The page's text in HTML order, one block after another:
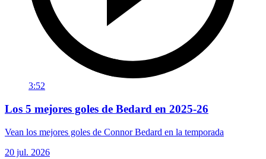
3:52
Los 5 mejores goles de Bedard en 2025-26
Vean los mejores goles de Connor Bedard en la temporada
20 jul. 2026